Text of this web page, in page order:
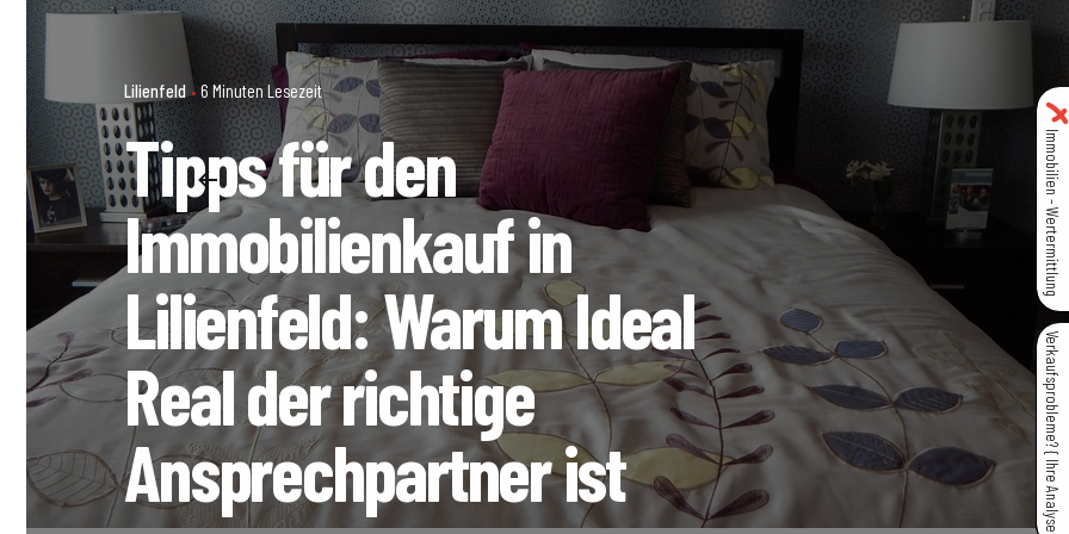
Lilienfeld 6 Minuten Lesezeit
Tipps für den
Immobilienkauf in
Lilienfeld: Warum Ideal
Real der richtige
Ansprechpartner ist
Immobilien - Wertermittlung
Verkaufsprobleme? { Ihre Analyse }